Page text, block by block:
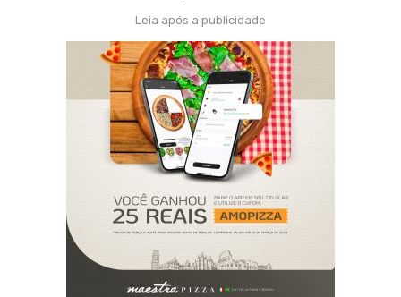
Leia após a publicidade